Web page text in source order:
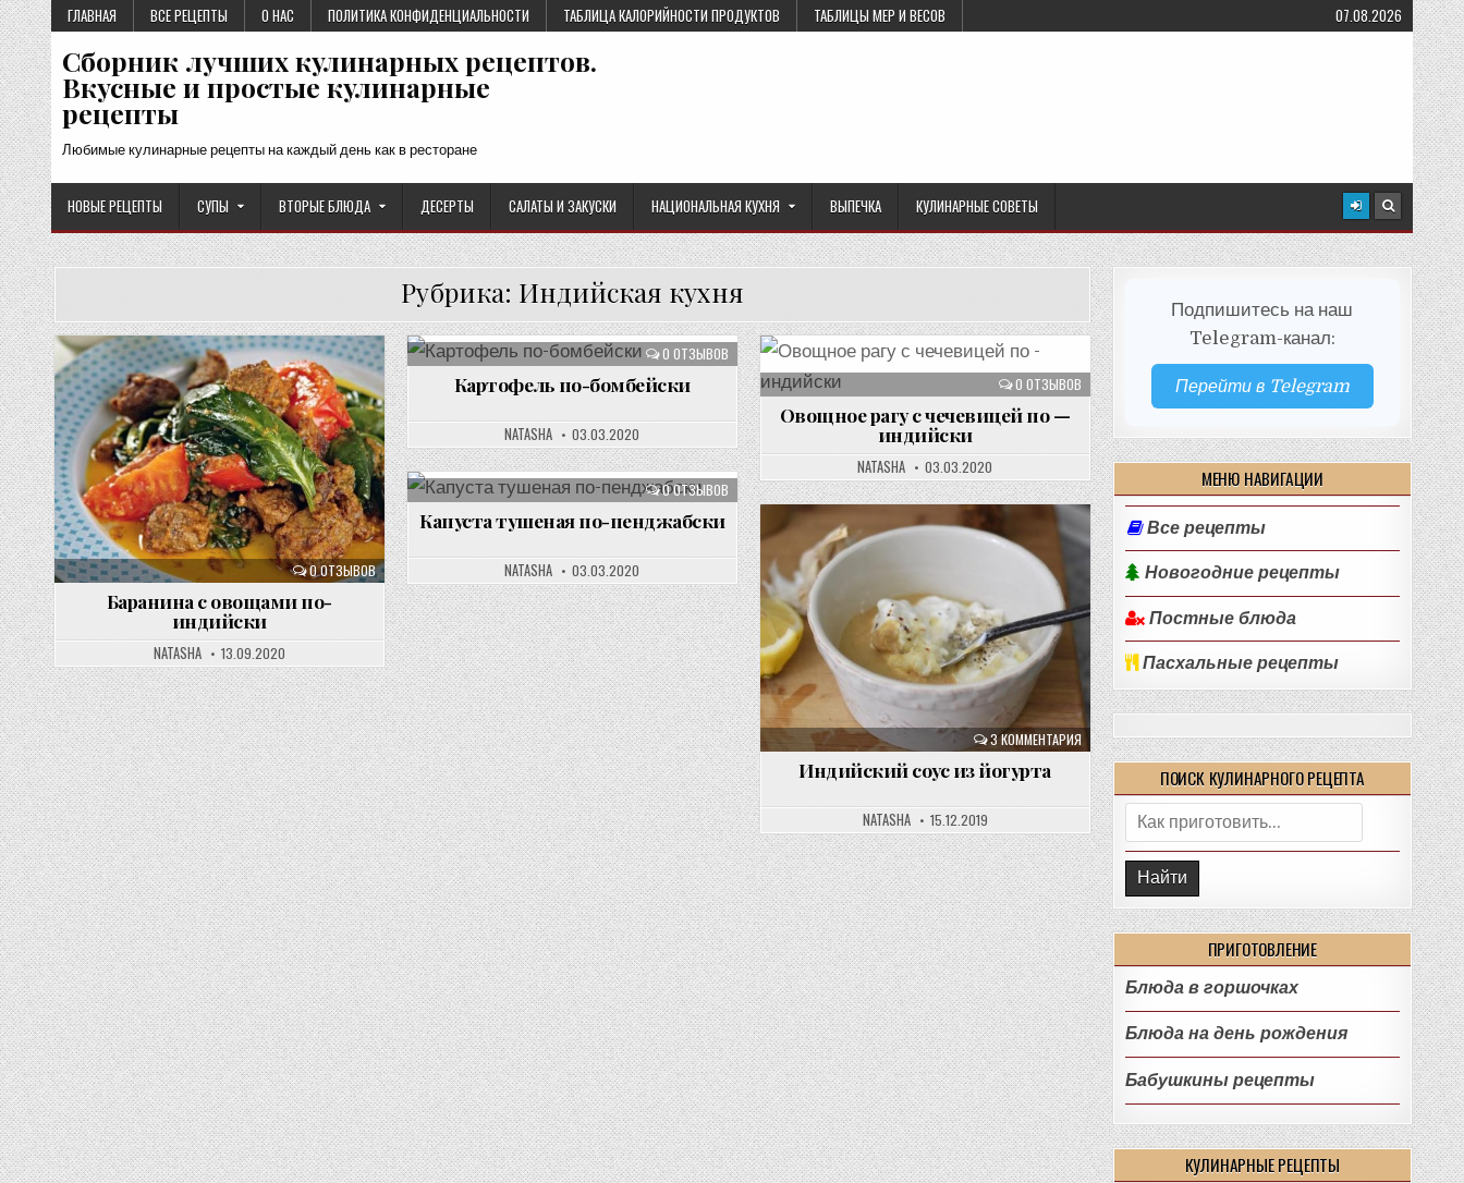
Перейти
к
содержимому
ГЛАВНАЯ ВСЕ РЕЦЕПТЫ О НАС ПОЛИТИКА КОНФИДЕНЦИАЛЬНОСТИ ТАБЛИЦА КАЛОРИЙНОСТИ ПРОДУКТОВ ТАБЛИЦЫ МЕР И ВЕСОВ 07.08.2026
Сборник лучших кулинарных рецептов.
Вкусные и простые кулинарные
рецепты
Любимые кулинарные рецепты на каждый день как в ресторане
НОВЫЕ РЕЦЕПТЫ СУПЫ ВТОРЫЕ БЛЮДА ДЕСЕРТЫ САЛАТЫ И ЗАКУСКИ НАЦИОНАЛЬНАЯ КУХНЯ ВЫПЕЧКА КУЛИНАРНЫЕ СОВЕТЫ
Рубрика: Индийская кухня
0 ОТЗЫВОВ
Баранина с овощами по-
индийски
NATASHA 13.09.2020
0 ОТЗЫВОВ
Картофель по-бомбейски
NATASHA 03.03.2020
0 ОТЗЫВОВ
Овощное рагу с чечевицей по —
индийски
NATASHA
03.03.2020
0 ОТЗЫВОВ
Капуста тушеная по-пенджабски
NATASHA 03.03.2020
3 КОММЕНТАРИЯ
Индийский соус из йогурта
NATASHA 15.12.2019
Подпишитесь на наш
Telegram-канал:
Перейти в Telegram
МЕНЮ НАВИГАЦИИ
Все рецепты
Новогодние рецепты
Постные блюда
Пасхальные рецепты
ПОИСК КУЛИНАРНОГО РЕЦЕПТА
Поиск:
ПРИГОТОВЛЕНИЕ
Блюда в горшочках
Блюда на день рождения
Бабушкины рецепты
КУЛИНАРНЫЕ РЕЦЕПТЫ